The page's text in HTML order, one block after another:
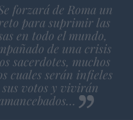
forzará de Roma un
para suprimir las
en todo el mundo,
de una crisis
sacerdotes, muchos
cuales serán infieles
sus votos y vivirán